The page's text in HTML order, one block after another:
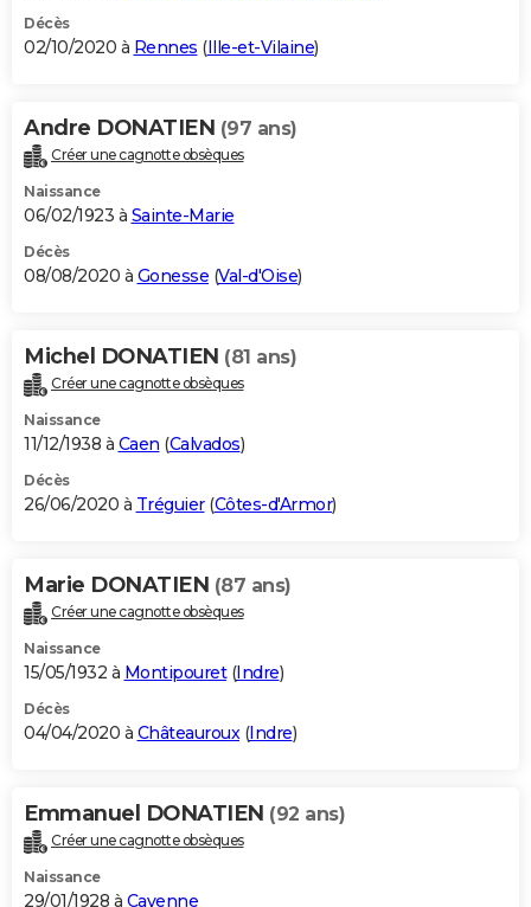
Décès
02/10/2020 à Rennes (Ille-et-Vilaine)
Andre DONATIEN (97 ans)
Créer une cagnotte obsèques
Naissance
06/02/1923 à Sainte-Marie
Décès
08/08/2020 à Gonesse (Val-d'Oise)
Michel DONATIEN (81 ans)
Créer une cagnotte obsèques
Naissance
11/12/1938 à Caen (Calvados)
Décès
26/06/2020 à Tréguier(Côtes-d'Armor)
Marie DONATIEN (87 ans)
Créer une cagnotte obsèques
Naissance
15/05/1932 à Montipouret(Indre)
Décès
04/04/2020 à Châteauroux(Indre)
Emmanuel DONATIEN (92 ans)
Créer une cagnotte obsèques
Naissance
29/01/1928 à Cayenne